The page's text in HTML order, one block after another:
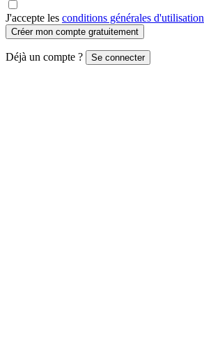
J'accepte les conditions générales d'utilisation
Créer mon compte gratuitement
Déjà un compte ? Se connecter